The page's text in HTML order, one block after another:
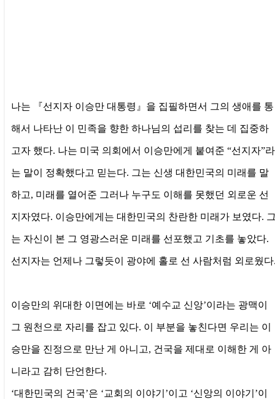
나는 『선지자 이승만 대통령』을 집필하면서 그의 생애를 통
해서 나타난 이 민족을 향한 하나님의 섭리를 찾는 데 집중하
고자 했다. 나는 미국 의회에서 이승만에게 붙여준 “선지자”라
는 말이 정확했다고 믿는다. 그는 신생 대한민국의 미래를 말
하고, 미래를 열어준 그러나 누구도 이해를 못했던 외로운 선
지자였다. 이승만에게는 대한민국의 찬란한 미래가 보였다.
는 자신이 본 그 영광스러운 미래를 선포했고 기초를 놓았다.
선지자는 언제나 그렇듯이 광야에 홀로 선 사람처럼 외로웠
이승만의 위대한 이면에는 바로 ‘예수교 신앙’이라는 광맥이
그 원천으로 자리를 잡고 있다. 이 부분을 놓친다면 우리는 이
승만을 진정으로 만난 게 아니고, 건국을 제대로 이해한 게 아
니라고 감히 단언한다.
‘대한민국의 건국’은 ‘교회의 이야기’이고 ‘신앙의 이야기’이